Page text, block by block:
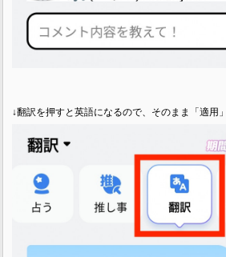
↓翻訳を押すと英語になるので、そのまま「適用